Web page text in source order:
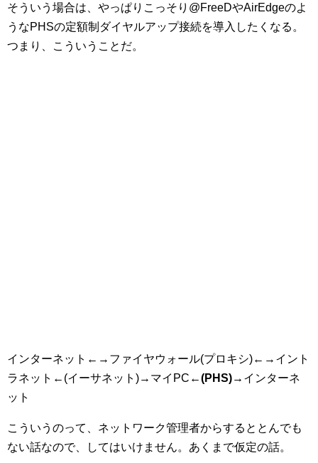
そういう場合は、やっぱりこっそり@FreeDやAirEdgeのよ
うなPHSの定額制ダイヤルアップ接続を導入したくなる。
つまり、こういうことだ。
インターネット←→ファイヤウォール(プロキシ)←→イント
ラネット←(イーサネット)→マイPC ←(PHS)→ インターネ
ット
こういうのって、ネットワーク管理者からするととんでも
ない話なので、してはいけません。あくまで仮定の話。